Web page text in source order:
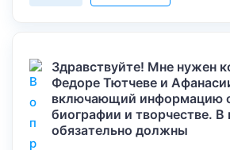
Здравствуйте! Мне нужен
Федоре Тютчеве и
включающий информацию
биографии и творчестве. В
обязательно должны